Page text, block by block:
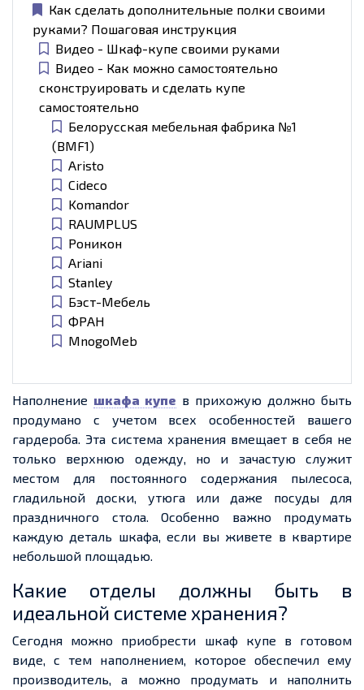
Как сделать дополнительные полки своими
руками? Пошаговая инструкция
Видео - Шкаф-купе своими руками
Видео - Как можно самостоятельно
сконструировать и сделать купе
самостоятельно
Белорусская мебельная фабрика №1
(BMF1)
Aristo
Cideco
Komandor
RAUMPLUS
Роникон
Ariani
Stanley
Бэст-Мебель
ФРАН
MnogoMeb
Наполнение шкафа купе в прихожую должно быть
продумано с учетом всех особенностей вашего
гардероба. Эта система хранения вмещает в себя не
только верхнюю одежду, но и зачастую служит
местом для постоянного содержания пылесоса,
гладильной доски, утюга или даже посуды для
праздничного стола. Особенно важно продумать
каждую деталь шкафа, если вы живете в квартире
небольшой площадью.
Какие отделы должны быть в
идеальной системе хранения?
Сегодня можно приобрести шкаф купе в готовом
виде, с тем наполнением, которое обеспечил ему
производитель, а можно продумать и наполнить